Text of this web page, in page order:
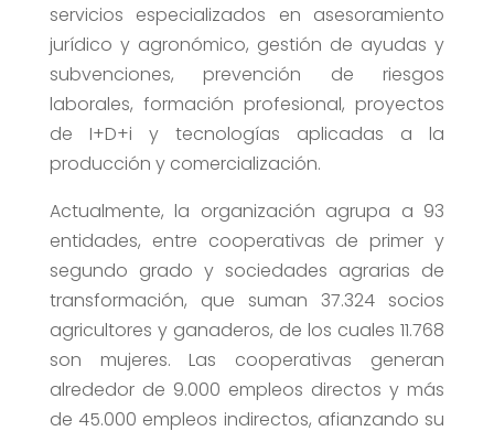
servicios especializados en asesoramiento
jurídico y agronómico, gestión de ayudas y
subvenciones, prevención de riesgos
laborales, formación profesional, proyectos
de I+D+i y tecnologías aplicadas a la
producción y comercialización.
Actualmente, la organización agrupa a 93
entidades, entre cooperativas de primer y
segundo grado y sociedades agrarias de
transformación, que suman 37.324 socios
agricultores y ganaderos, de los cuales 11.768
son mujeres. Las cooperativas generan
alrededor de 9.000 empleos directos y más
de 45.000 empleos indirectos, afianzando su